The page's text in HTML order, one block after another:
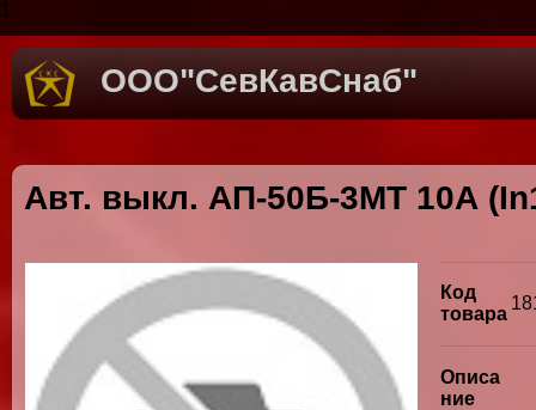
1
ООО"СевКавСнаб"
Авт. выкл. АП-50Б-3МТ 10А
Код
товара
Описа
ние